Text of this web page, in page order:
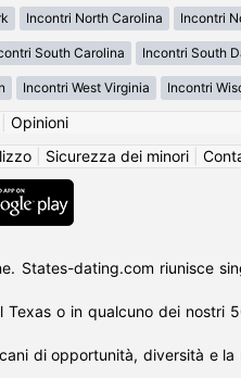
Incontri North Carolina Incontri
South Carolina Incontri South
Incontri West Virginia Incontri
Opinioni
Sicurezza dei minori
States-dating.com riunisce
o in qualcuno dei nostri
di opportunità, diversità e